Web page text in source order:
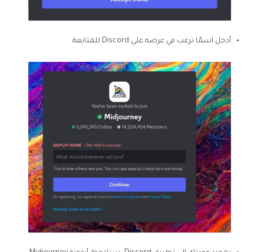
أدخل اسمًا ترغب في عرضه على Discord للمتابعة.